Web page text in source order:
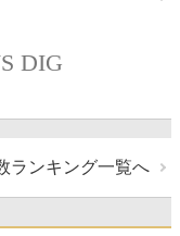
DIG
ランキング一覧へ